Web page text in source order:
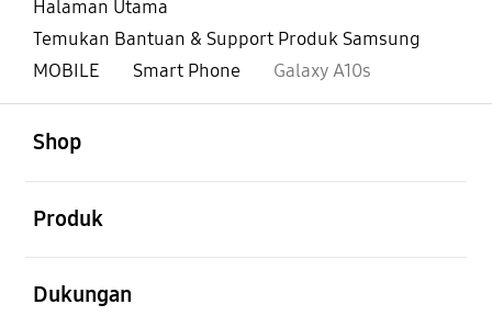
Halaman Utama
Temukan Bantuan & Support Produk Samsung
MOBILE
Smart Phone Galaxy A10s
Shop
Produk
Dukungan